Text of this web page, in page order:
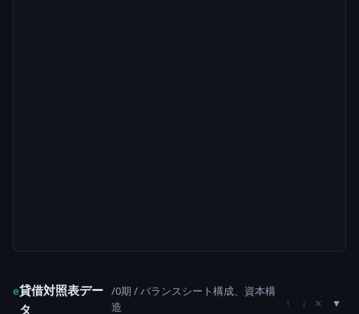
e貸借対照表デー
タ
/0期 / バランスシート構成、資本構
造
↑ ↓ ×